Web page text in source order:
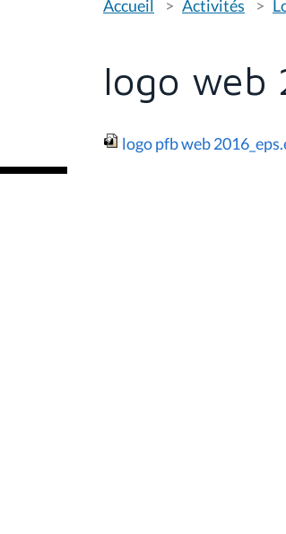
o
t
s
i
Accueil Activités
logo web
logo pfb web